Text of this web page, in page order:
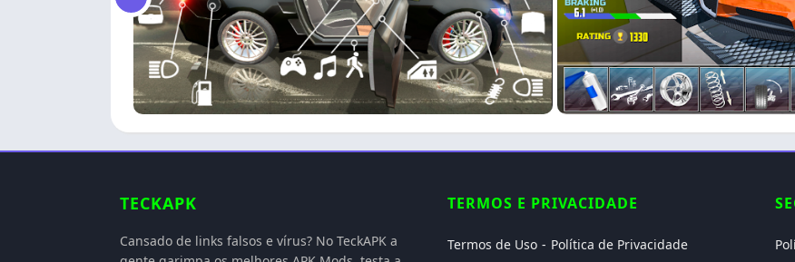
TECKAPK
Cansado de links falsos e vírus? No TeckAPK a
TERMOS E PRIVACIDADE
Termos de Uso Política de Privacidade